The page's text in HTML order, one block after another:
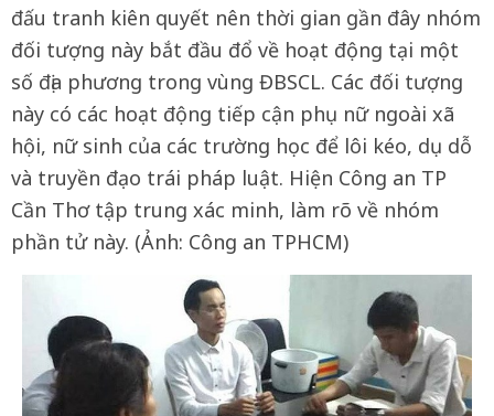
đấu tranh kiên quyết nên thời gian gần đây nhóm
đối tượng này bắt đầu đổ về hoạt động tại một
số địa phương trong vùng ĐBSCL. Các đối tượng
này có các hoạt động tiếp cận phụ nữ ngoài xã
hội, nữ sinh của các trường học để lôi kéo, dụ dỗ
và truyền đạo trái pháp luật. Hiện Công an TP
Cần Thơ tập trung xác minh, làm rõ về nhóm
phần tử này. (Ảnh: Công an TPHCM)